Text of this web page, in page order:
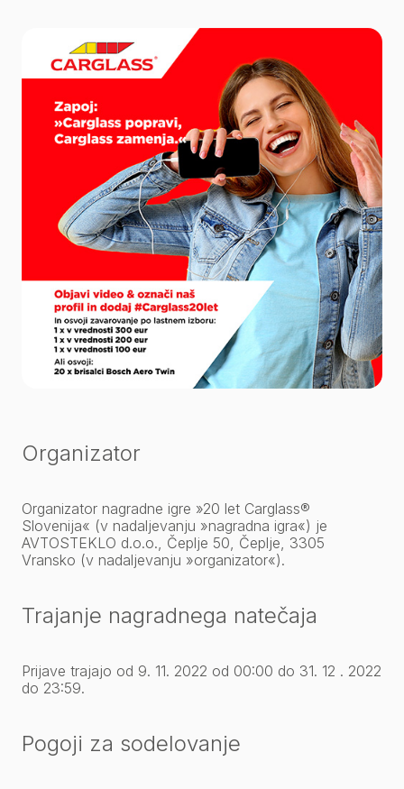
Organizator
Organizator nagradne igre »20 let Carglass®
Slovenija« (v nadaljevanju »nagradna igra«) je
AVTOSTEKLO d.o.o., Čeplje 50, Čeplje, 3305
Vransko (v nadaljevanju »organizator«).
Trajanje nagradnega natečaja
Prijave trajajo od 9. 11. 2022 od 00:00 do 31. 12 . 2022
do 23:59.
Pogoji za sodelovanje